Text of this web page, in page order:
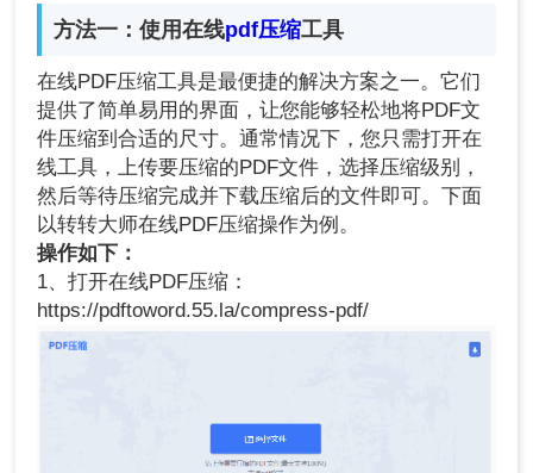
方法一：使用在线pdf压缩工具
在线PDF压缩工具是最便捷的解决方案之一。它们
提供了简单易用的界面，让您能够轻松地将PDF文
件压缩到合适的尺寸。通常情况下，您只需打开在
线工具，上传要压缩的PDF文件，选择压缩级别，
然后等待压缩完成并下载压缩后的文件即可。下面
以转转大师在线PDF压缩操作为例。
操作如下：
1、打开在线PDF压缩：
https://pdftoword.55.la/compress-pdf/